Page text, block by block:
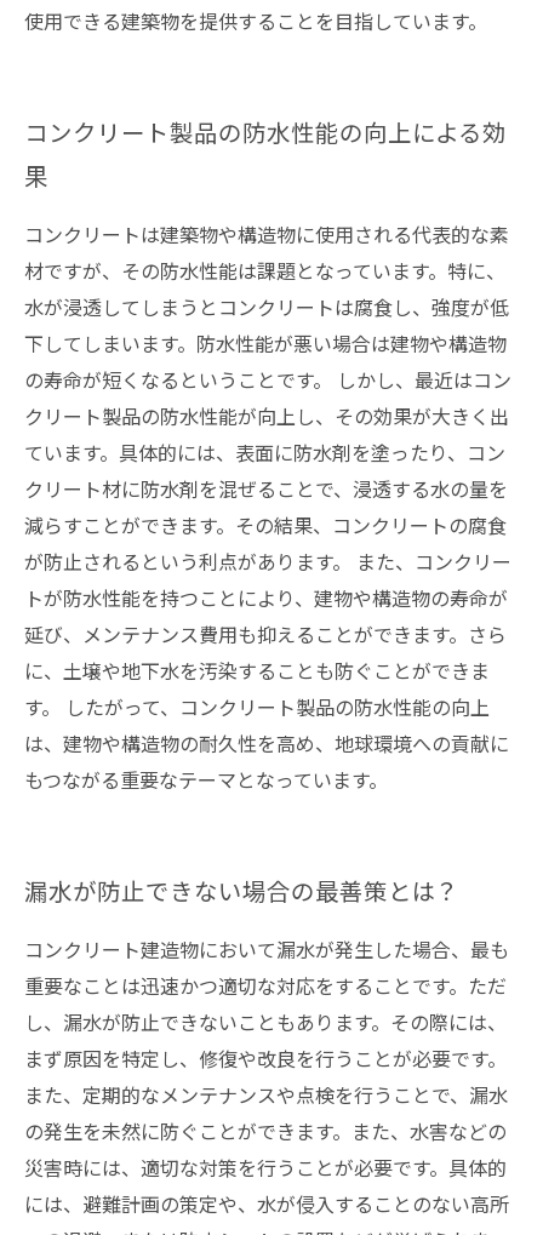
使用できる建築物を提供することを目指しています。
コンクリート製品の防水性能の向上による効
果
コンクリートは建築物や構造物に使用される代表的な素
材ですが、その防水性能は課題となっています。特に、
水が浸透してしまうとコンクリートは腐食し、強度が低
下してしまいます。防水性能が悪い場合は建物や構造物
の寿命が短くなるということです。 しかし、最近はコン
クリート製品の防水性能が向上し、その効果が大きく出
ています。具体的には、表面に防水剤を塗ったり、コン
クリート材に防水剤を混ぜることで、浸透する水の量を
減らすことができます。その結果、コンクリートの腐食
が防止されるという利点があります。 また、コンクリー
トが防水性能を持つことにより、建物や構造物の寿命が
延び、メンテナンス費用も抑えることができます。さら
に、土壌や地下水を汚染することも防ぐことができま
す。 したがって、コンクリート製品の防水性能の向上
は、建物や構造物の耐久性を高め、地球環境への貢献に
もつながる重要なテーマとなっています。
漏水が防止できない場合の最善策とは？
コンクリート建造物において漏水が発生した場合、最も
重要なことは迅速かつ適切な対応をすることです。ただ
し、漏水が防止できないこともあります。その際には、
まず原因を特定し、修復や改良を行うことが必要です。
また、定期的なメンテナンスや点検を行うことで、漏水
の発生を未然に防ぐことができます。また、水害などの
災害時には、適切な対策を行うことが必要です。具体的
には、避難計画の策定や、水が侵入することのない高所